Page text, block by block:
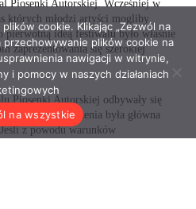
cookie. Klikając „Zezwól na
przechowywanie plików cookie na
nawigacji w witrynie,
i pomocy w naszych działaniach
na wszystkie